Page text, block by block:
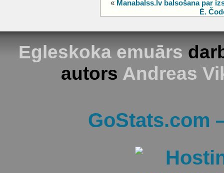
« Manabalss.lv balsošana par
Ē.
Egleskoka emuārs
autors Andreas
GoStats.com